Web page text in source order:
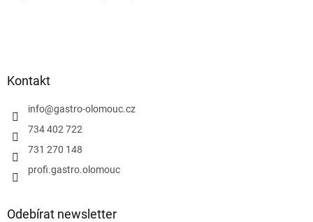
Kontakt
info@gastro-olomouc.cz
734 402 722
731 270 148
profi.gastro.olomouc
Odebírat newsletter